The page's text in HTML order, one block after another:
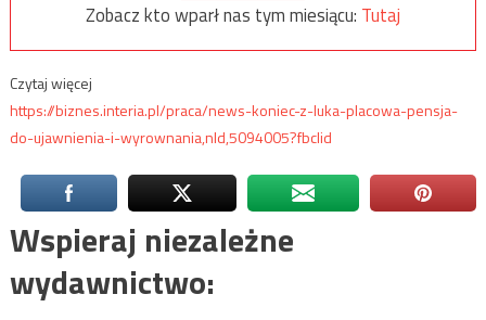
Zobacz kto wparł nas tym miesiącu: Tutaj
Czytaj więcej
https://biznes.interia.pl/praca/news-koniec-z-luka-placowa-pensja-
do-ujawnienia-i-wyrownania,nId,5094005?fbclid
Wspieraj niezależne
wydawnictwo: